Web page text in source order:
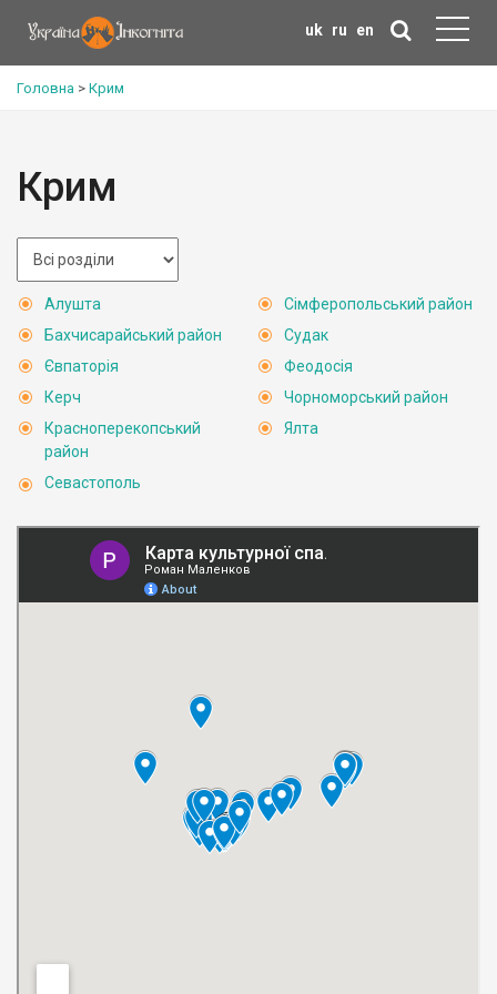
uk ru en
Головна > Крим
Крим
Алушта
Бахчисарайський район
Євпаторія
Керч
Красноперекопський
район
Севастополь
Сімферопольський район
Судак
Феодосія
Чорноморський район
Ялта